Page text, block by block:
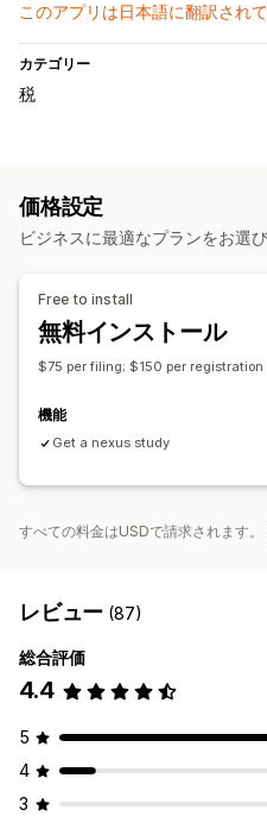
このアプリは日本語に翻訳され
カテゴリー
税
税計算
登録
税務登録 納税番号検証 IOSSと
インド (GST) カナダ (HST、
レポートと申告
コンプライアンスレポート
価格設定
ビジネスに最適なプランをお選び
Free to install
無料インストール
$75 per filing; $150 per registration
機能
Get a nexus study
すべての料金はUSDで請求されます。
レビュー (87)
総合評価
4.4
5
4
3